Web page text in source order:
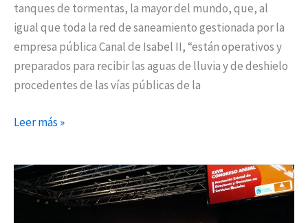
tanques de tormentas, la mayor del mundo, que, al
igual que toda la red de saneamiento gestionada por la
empresa pública Canal de Isabel II, “están operativos y
preparados para recibir las aguas de lluvia y de deshielo
procedentes de las vías públicas de la
Leer más »
El
alcalde